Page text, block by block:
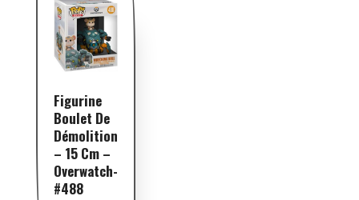
Figurine
Boulet De
Démolition
– 15 Cm –
Overwatch-
#488